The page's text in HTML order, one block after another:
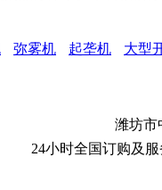
弥雾机 起垄机 大型
潍坊
24小时全国订购及服